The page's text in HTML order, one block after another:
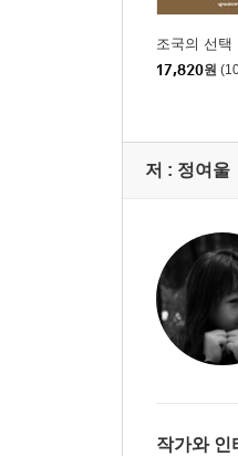
살아 있는 권력
수사·기소 분
─ 최고위원회
윤석열은 반드
조국의 선택
17,820원
저 : 정여울
작가와 인